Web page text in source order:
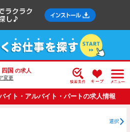
国 の求人
変更
イト・アルバイト・パートの求人情報
一覧
選択